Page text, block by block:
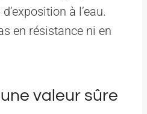
à l’eau.
en résistance ni en
valeur sûre